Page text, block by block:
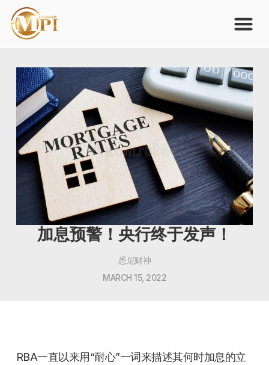
加息预警！央行终于发声！
悉尼财神
MARCH 15, 2022
RBA一直以来用“耐心”一词来描述其何时加息的立